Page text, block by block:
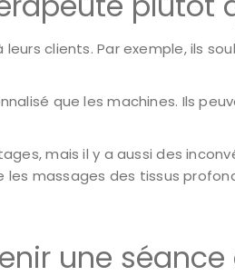
clients. Par exemple, ils
que les machines. Ils
mais il y a aussi des
massages des tissus
une